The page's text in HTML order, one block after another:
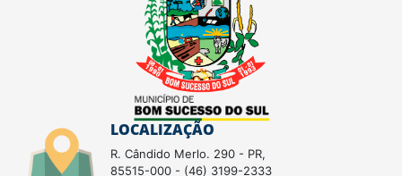
LOCALIZAÇÃO
R. Cândido Merlo. 290 - PR,
85515-000 - (46) 3199-2333